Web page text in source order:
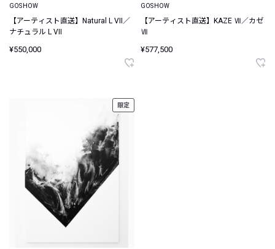
GOSHOW
【アーティスト直送】Natural L VII／
ナチュラル L VII
¥550,000
GOSHOW
【アーティスト直送】KAZE Ⅶ／カゼ
Ⅶ
¥577,500
限定